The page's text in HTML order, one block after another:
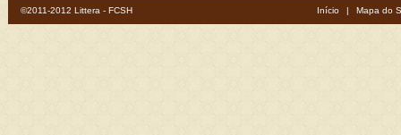
©2011-2012 Littera - FCSH Início | Mapa do